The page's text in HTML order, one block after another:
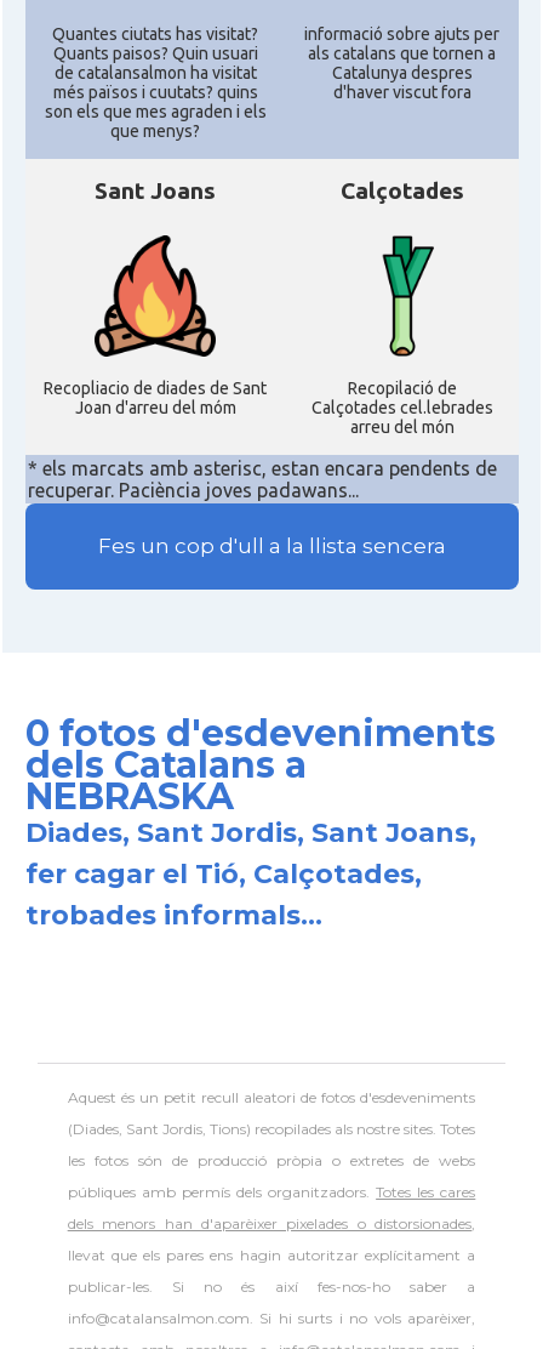
Delegació
Delegació del Govern als Estats
Units i Canadà (Washington)
Consolat Consolat general a Chicago
Consolat
Consolat Consolat general a Los Angeles
Consolat Consolat general a Miami
Consolat Consolat general a San Francisco
Ambaixada
Ambaixada espanyola a Estats Units
d'Amèrica
* + ambaixades i consolats
Quantes ciutats has visitat?
Quants paisos? Quin usuari
de catalansalmon ha visitat
més països i cuutats? quins
son els que mes agraden i els
que menys?
informació sobre ajuts per
als catalans que tornen a
Catalunya despres
d'haver viscut fora
Sant Joans
Recopliacio de diades de Sant
Joan d'arreu del móm
Calçotades
Recopilació de
Calçotades cel.lebrades
arreu del món
* els marcats amb asterisc, estan encara pendents de
recuperar. Paciència joves padawans...
Fes un cop d'ull a la llista sencera
0 fotos d'esdeveniments
dels Catalans a
NEBRASKA
Diades, Sant Jordis, Sant Joans,
fer cagar el Tió, Calçotades,
trobades informals...
Aquest és un petit recull aleatori defotos d'esdeveniments
(Diades, Sant Jordis, Tions) recopilades als nostre sites. Totes
les fotos són de producció pròpia o extretes de webs
públiques amb permís dels organitzadors.Totes les cares
dels menors han d'aparèixer pixelades o distorsionades,
llevat que els pares ens hagin autoritzar explícitament a
publicar-les. Si no és així fes-nos-ho saber a
info@catalansalmon.com. Si hi surts i no vols aparèixer,